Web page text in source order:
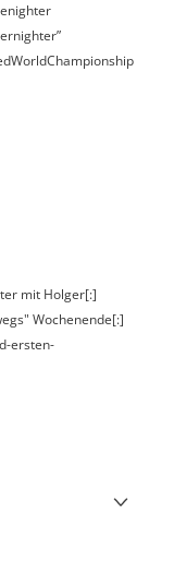
mit Holger[:]
Wochenende[:]
ersten-